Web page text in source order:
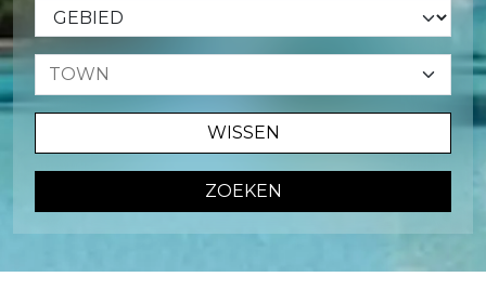
WISSEN
ZOEKEN